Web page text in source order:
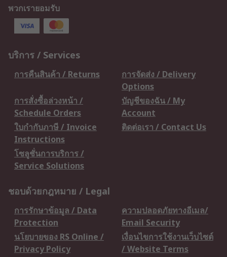
พวกเรายอมรับ
บริการ / Services
การคืนสินค้า / Returns
การจัดส่ง / Delivery
Options
การสั่งซื้อล่วงหน้า /
Schedule Orders
บัญชีของฉัน / My
Account
ใบกำกับภาษี / Invoice
Instructions
ติดต่อเรา / Contact Us
โซลูชั่นการบริการ /
Service Solutions
ชอบด้วยกฎหมาย / Legal
การรักษาข้อมูล / Data
Protection
ความปลอดภัยทางอีเมล/
Email Security
นโยบายของ RS Online /
Privacy Policy
เงื่อนไขการใช้งานเว็บไซต์
/ Website Terms